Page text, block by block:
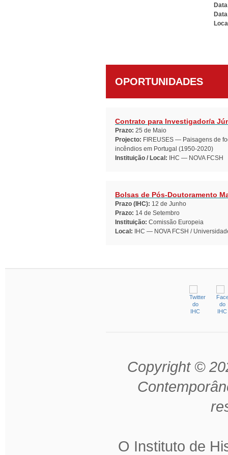
OPORTUNIDADES
Contrato para Investigador/a
Prazo: 25 de Maio
Projecto: FIREUSES — Paisagens de
incêndios em Portugal (1950-2020)
Instituição / Local: IHC — NOVA FCSH
Bolsas de Pós-Doutoramento
Prazo (IHC): 12 de Junho
Prazo: 14 de Setembro
Instituição: Comissão Europeia
Local: IHC — NOVA FCSH /
Copyright ©
O Instituto de